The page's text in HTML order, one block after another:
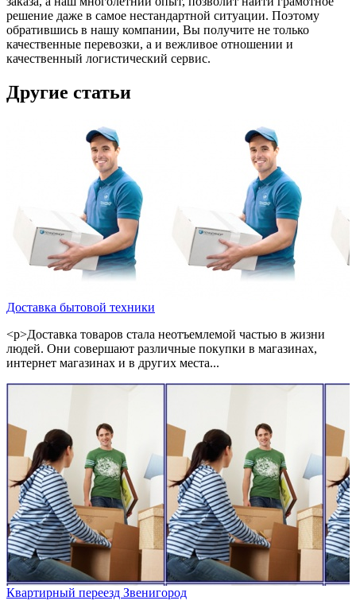
решение даже в самое нестандартной ситуации. Поэтому
обратившись в нашу компании, Вы получите не только
качественные перевозки, а и вежливое отношении и
качественный логистический сервис.
Другие статьи
Доставка бытовой техники
<p>Доставка товаров стала неотъемлемой частью в жизни
людей. Они совершают различные покупки в магазинах,
интернет магазинах и в других места...
Квартирный переезд Звенигород